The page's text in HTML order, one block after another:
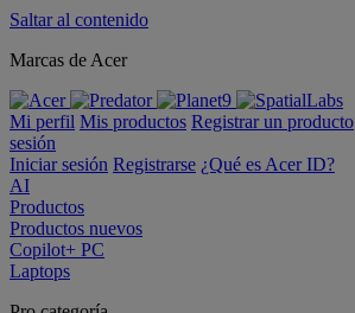
Saltar al contenido
Marcas de Acer
Mi perfil Mis productos Registrar un producto
sesión
Iniciar sesión Registrarse ¿Qué es Acer ID?
AI
Productos
Productos nuevos
Copilot+ PC
Laptops